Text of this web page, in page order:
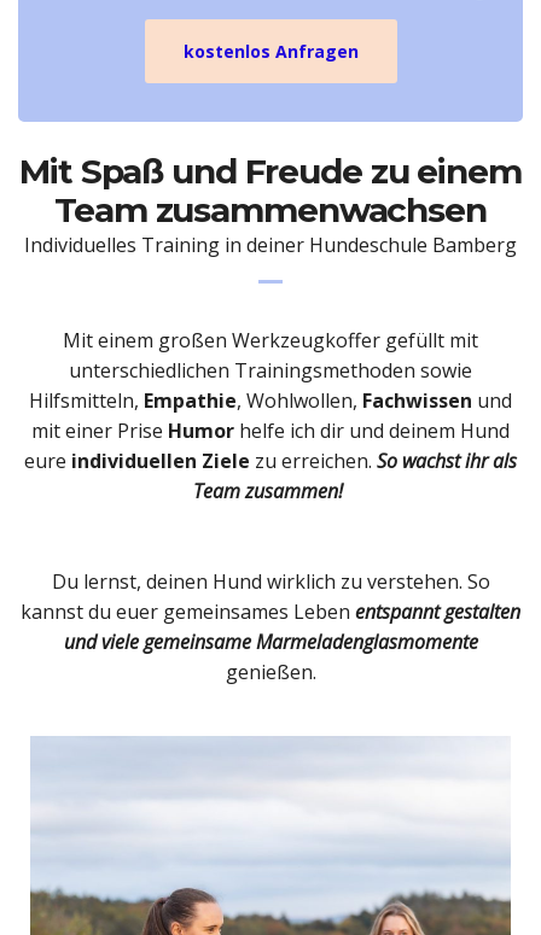
kostenlos Anfragen
Mit Spaß und Freude zu einem
Team zusammenwachsen
Individuelles Training in deiner Hundeschule Bamberg
Mit einem großen Werkzeugkoffer gefüllt mit
unterschiedlichen Trainingsmethoden sowie
Hilfsmitteln, Empathie, Wohlwollen, Fachwissen und
mit einer Prise Humor helfe ich dir und deinem Hund
eure individuellen Ziele zu erreichen. So wachst ihr als
Team zusammen!
Du lernst, deinen Hund wirklich zu verstehen. So
kannst du euer gemeinsames Leben entspannt gestalten
und viele gemeinsame Marmeladenglasmomente
genießen.